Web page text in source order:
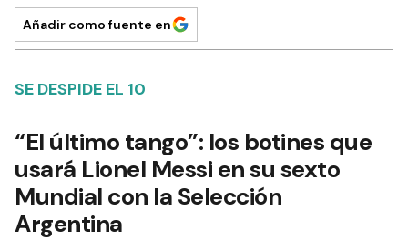
Añadir como fuente en
SE DESPIDE EL 10
“El último tango”: los botines que
usará Lionel Messi en su sexto
Mundial con la Selección
Argentina